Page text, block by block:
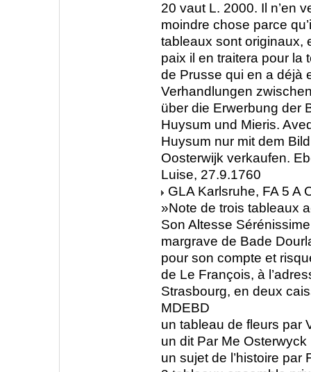
20 vaut L. 2000. Il n’en
moindre chose parce
tableaux sont originaux,
paix il en traitera pour la
de Prusse qui en a déjà
Verhandlungen
über die Erwerbung der
Huysum und Mieris.
Huysum nur mit dem
Oosterwijk verkaufen.
Luise, 27.9.1760
GLA Karlsruhe, FA 5 A
»Note de trois tableaux
Son Altesse
margrave de Bade
pour son compte et
de Le François, à
Strasbourg, en deux
MDEBD
un tableau de fleurs par
un dit Par Me Osterwyck
un sujet de l’histoire par